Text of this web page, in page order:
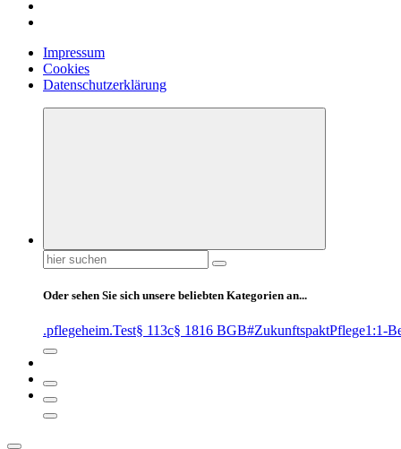
Impressum
Cookies
Datenschutzerklärung
Suchen
nach:
Oder sehen Sie sich unsere beliebten Kategorien an...
.pflegeheim.Test§ 113c§ 1816 BGB#ZukunftspaktPflege1:1-